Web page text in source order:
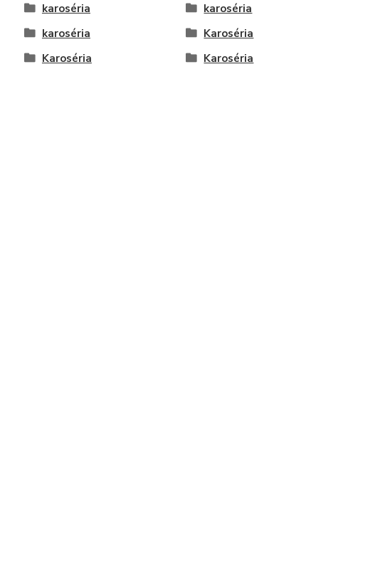
karoséria
karoséria
karoséria
Karoséria
Karoséria Karoséria